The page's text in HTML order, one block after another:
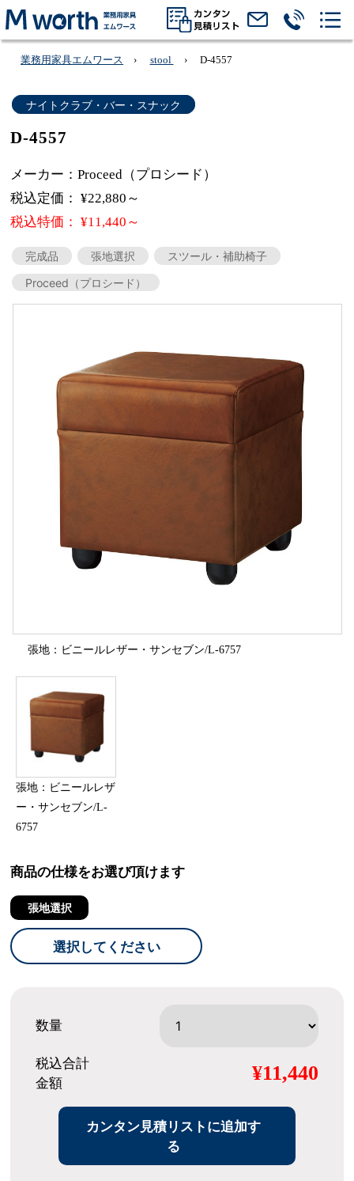
業務用家具エムワース stool D-4557
ナイトクラブ・バー・スナック
D-4557
メーカー：Proceed（プロシード）
税込定価： ¥22,880～
税込特価： ¥11,440～
完成品 張地選択
スツール・補助椅子
Proceed（プロシード）
張地：ビニールレザー・サンセブン/L-6757
張地：ビニールレザ
ー・サンセブン/L-
6757
商品の仕様をお選び頂けます
張地選択
選択してください
数量
税込合計
金額
¥11,440
カンタン見積リストに追加す
る